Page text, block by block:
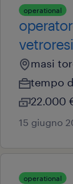
operational
masi
tempo
22.000
15 giugno
operational